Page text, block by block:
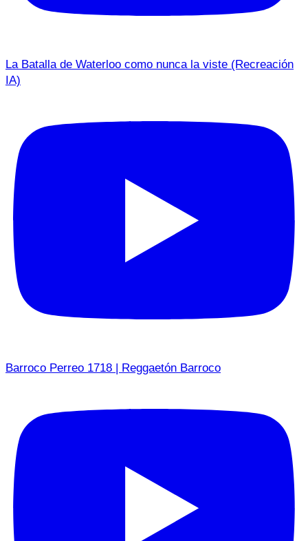
La Batalla de Waterloo como nunca la viste (Recreación
IA)
Barroco Perreo 1718 | Reggaetón Barroco